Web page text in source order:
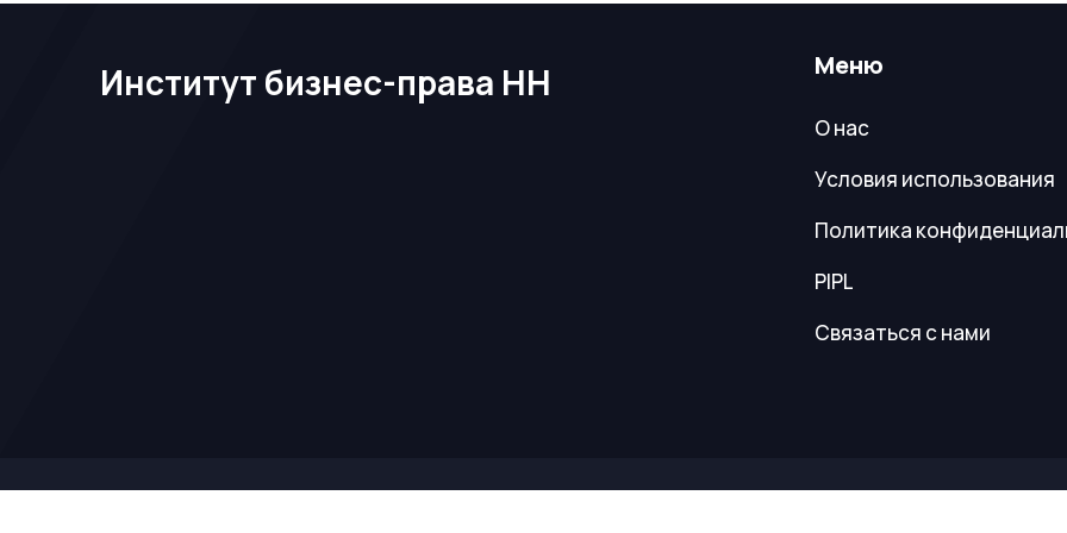
Институт бизнес-права НН Меню
О нас
Условия использования
Политика
PIPL
Связаться с нами